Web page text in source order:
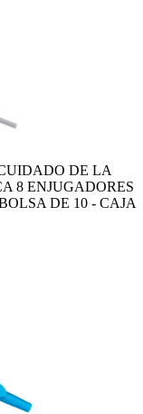
DE LA
8 ENJUGADORES
DE 10 - CAJA